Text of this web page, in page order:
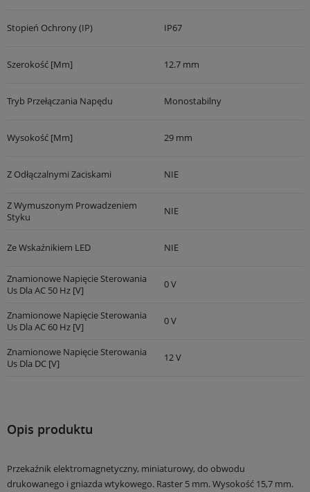
Stopień Ochrony (IP) IP67
Szerokość [mm] 12.7 mm
Tryb Przełączania Napędu Monostabilny
Wysokość [mm] 29 mm
Z Odłączalnymi Zaciskami NIE
Z Wymuszonym Prowadzeniem
Styku
NIE
Ze Wskaźnikiem LED NIE
Znamionowe Napięcie Sterowania
Us Dla AC 50 Hz [V]
0 V
Znamionowe Napięcie Sterowania
Us Dla AC 60 Hz [V]
0 V
Znamionowe Napięcie Sterowania
Us Dla DC [V]
12 V
Opis produktu
Przekaźnik elektromagnetyczny, miniaturowy, do obwodu
drukowanego i gniazda wtykowego. Raster 5 mm. Wysokość 15,7 mm.